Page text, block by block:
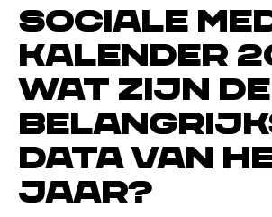
Sociale
kalender
wat zijn de
data van
jaar?